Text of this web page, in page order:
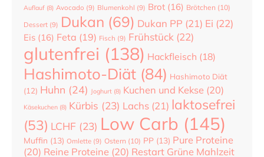
Auflauf (8) Avocado (9) Blumenkohl (9) Brot (16) Brötchen (10)
Dessert (9) Dukan (69) Dukan PP (21) Ei (22)
Eis (16) Feta (19) Fisch (9) Frühstück (22)
glutenfrei (138) Hackfleisch (18)
Hashimoto-Diät (84) Hashimoto Diät
(12) Huhn (24) Joghurt (8) Kuchen und Kekse (20)
Käsekuchen (8) Kürbis (23) Lachs (21) laktosefrei
(53) LCHF (23) Low Carb (145)
Muffin (13) Omlette (9) Ostern (10) PP (13) Pure Proteine
(20) Reine Proteine (20) Restart Grüne Mahlzeit